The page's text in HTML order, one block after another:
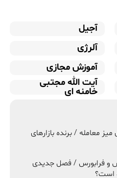
آجیل
آلرژی
آموزش مجازی
آیت الله مجتبی
خامنه ای
معامله / برنده بازارهای
و فرابورس / فصل جدیدی
است؟